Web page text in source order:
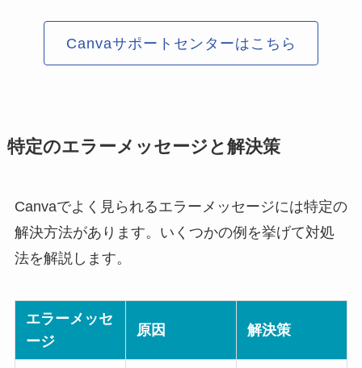
Canvaサポートセンターはこちら
特定のエラーメッセージと解決策
Canvaでよく見られるエラーメッセージには特定の
解決方法があります。いくつかの例を挙げて対処
法を解説します。
エラーメッセ
ージ
原因 解決策